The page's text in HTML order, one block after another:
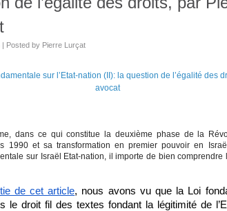
| Posted by Pierre Lurçat
dans ce qui constitue la deuxième phase de la
1990 et sa transformation en premier pouvoir en
sur Israël Etat-nation, il importe de bien comprendre
de cet article, nous avons vu que la Loi
le droit fil des textes fondant la légitimité de